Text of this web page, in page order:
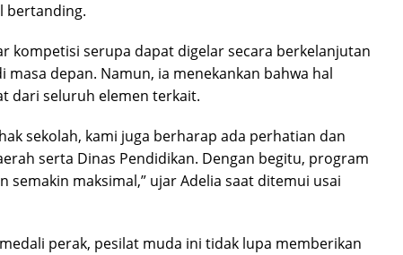
bertanding.
kompetisi serupa dapat digelar secara berkelanjutan
depan. Namun, ia menekankan bahwa hal
dari seluruh elemen terkait.
sekolah, kami juga berharap ada perhatian dan
serta Dinas Pendidikan. Dengan begitu, program
maksimal,” ujar Adelia saat ditemui usai
perak, pesilat muda ini tidak lupa memberikan